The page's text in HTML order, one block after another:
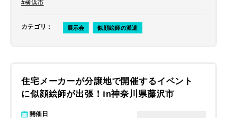
#横浜市
カテゴリ ： 展示会 似顔絵師の派遣
住宅メーカーが分譲地で開催するイベント
に似顔絵師が出張！in神奈川県藤沢市
開催日